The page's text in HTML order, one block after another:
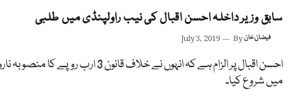
سابق وزیر داخلہ احسن اقبال کی نیب راولپنڈی میں طلبی
July 3, 2019 Byفیضان خان
احسن اقبال پر الزام ہے کہ انہوں نے خلاف قانون 3 ارب روپے کا
میں شروع کیا۔